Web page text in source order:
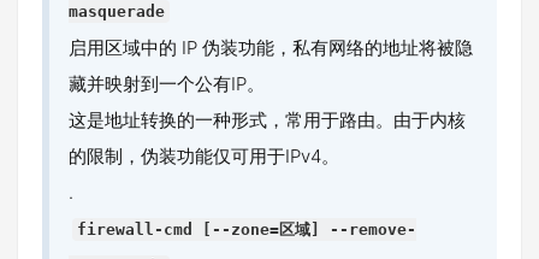
masquerade
启用区域中的 IP 伪装功能，私有网络的地址将被隐
藏并映射到一个公有IP。
这是地址转换的一种形式，常用于路由。由于内核
的限制，伪装功能仅可用于IPv4。
.
firewall-cmd [--zone=区域] --remove-